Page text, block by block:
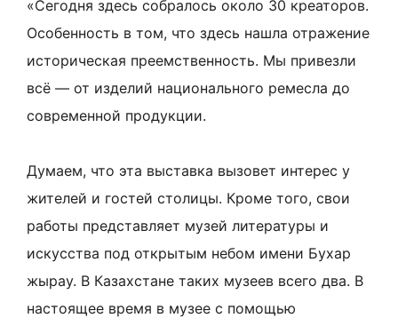
«Сегодня здесь собралось около 30 креаторов.
Особенность в том, что здесь нашла отражение
историческая преемственность. Мы привезли
всё — от изделий национального ремесла до
современной продукции.
Думаем, что эта выставка вызовет интерес у
жителей и гостей столицы. Кроме того, свои
работы представляет музей литературы и
искусства под открытым небом имени Бухар
жырау. В Казахстане таких музеев всего два. В
настоящее время в музее с помощью